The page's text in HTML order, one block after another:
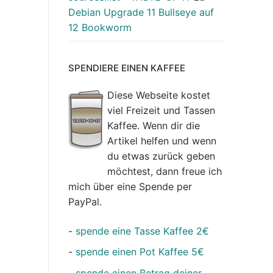
Debian Upgrade 11 Bullseye auf
12 Bookworm
SPENDIERE EINEN KAFFEE
Diese Webseite kostet
viel Freizeit und Tassen
Kaffee. Wenn dir die
Artikel helfen und wenn
du etwas zurück geben
möchtest, dann freue ich
mich über eine Spende per
PayPal.
- spende eine Tasse Kaffee 2€
- spende einen Pot Kaffee 5€